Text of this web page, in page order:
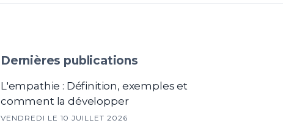
Dernières publications
L'empathie : Définition, exemples et
comment la développer
VENDREDI LE 10 JUILLET 2026